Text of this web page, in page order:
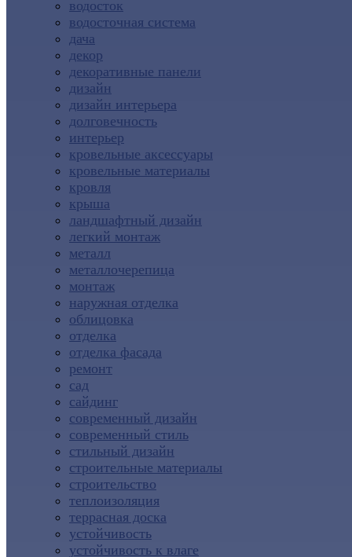
водосток
водосточная система
дача
декор
декоративные панели
дизайн
дизайн интерьера
долговечность
интерьер
кровельные аксессуары
кровельные материалы
кровля
крыша
ландшафтный дизайн
легкий монтаж
металл
металлочерепица
монтаж
наружная отделка
облицовка
отделка
отделка фасада
ремонт
сад
сайдинг
современный дизайн
современный стиль
стильный дизайн
строительные материалы
строительство
теплоизоляция
террасная доска
устойчивость
устойчивость к влаге